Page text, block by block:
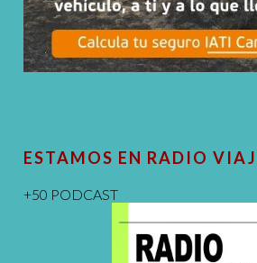
ESTAMOS EN RADIO
+50 PODCAST